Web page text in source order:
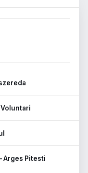
Voluntari
Arges Pitesti